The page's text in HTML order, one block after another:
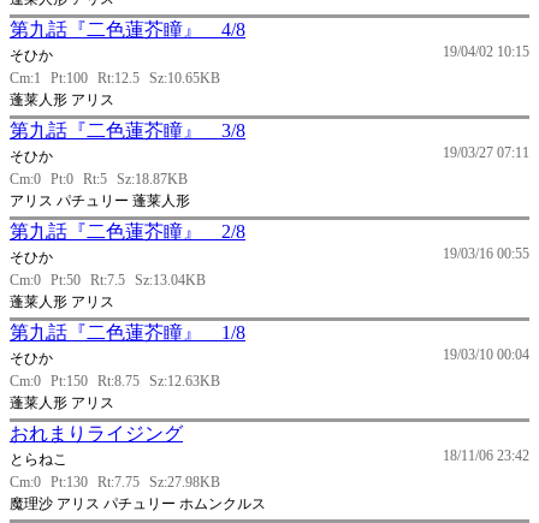
第九話『二色蓮芥瞳』 4/8
19/04/02 10:15
そひか
Cm:1
Pt:100 Rt:12.5 Sz:10.65KB
蓬莱人形 アリス
第九話『二色蓮芥瞳』 3/8
19/03/27 07:11
そひか
Cm:0 Pt:0 Rt:5 Sz:18.87KB
アリス パチュリー 蓬莱人形
第九話『二色蓮芥瞳』 2/8
19/03/16 00:55
そひか
Cm:0 Pt:50 Rt:7.5 Sz:13.04KB
蓬莱人形 アリス
第九話『二色蓮芥瞳』 1/8
19/03/10 00:04
そひか
Cm:0 Pt:150 Rt:8.75 Sz:12.63KB
蓬莱人形 アリス
おれまりライジング
18/11/06 23:42
とらねこ
Cm:0 Pt:130 Rt:7.75 Sz:27.98KB
魔理沙 アリス パチュリー ホムンクルス